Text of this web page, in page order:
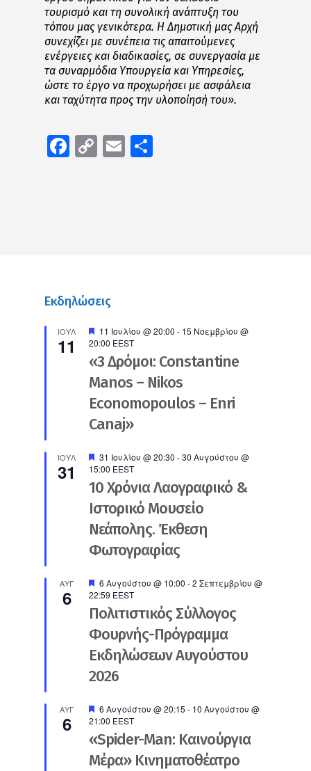
τουρισμό και τη συνολική ανάπτυξη του
τόπου μας γενικότερα. Η Δημοτική μας Αρχή
συνεχίζει με συνέπεια τις απαιτούμενες
ενέργειες και διαδικασίες, σε συνεργασία με
τα συναρμόδια Υπουργεία και Υπηρεσίες,
ώστε το έργο να προχωρήσει με ασφάλεια
και ταχύτητα προς την υλοποίησή του».
Facebook
CopyEmail
Εκδηλώσεις
ΙΟΎΛ
11
Προτεινόμενο
11 Ιουλίου @ 20:00 - 15 Νοεμβρίου @
20:00 EEST
«3 Δρόμοι: Constantine
Manos – Nikos
Economopoulos – Enri
Canaj»
ΙΟΎΛ
31
Προτεινόμενο
31 Ιουλίου @ 20:30 -30 Αυγούστου @
15:00 EEST
10 Χρόνια Λαογραφικό &
Ιστορικό Μουσείο
Νεάπολης. Έκθεση
Φωτογραφίας
ΑΥΓ
6
Προτεινόμενο
6 Αυγούστου @ 10:00 -2 Σεπτεμβρίου @
22:59 EEST
Πολιτιστικός Σύλλογος
Φουρνής-Πρόγραμμα
Εκδηλώσεων Αυγούστου
2026
ΑΥΓ
6
Προτεινόμενο
6 Αυγούστου @ 20:15 - 10 Αυγούστου @
21:00 EEST
«Spider-Man: Καινούργια
Μέρα» Κινηματοθέατρο